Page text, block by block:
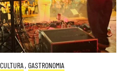
CULTURA , GASTRONOMIA